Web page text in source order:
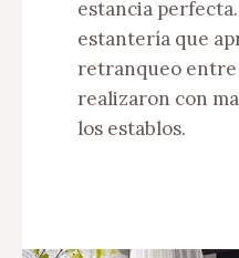
estancia
estantería que
retranqueo entre
realizaron con
los establos.